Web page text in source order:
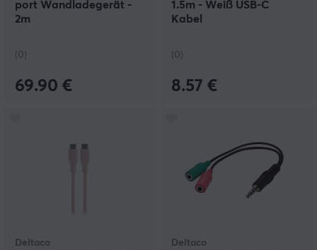
port Wandladegerät -
2m
(0)
69.90 €
1.5m - Weiß USB-C
Kabel
(0)
8.57 €
Deltaco Deltaco